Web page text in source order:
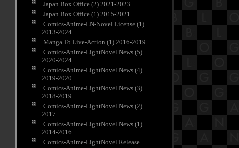
Japan Box Office (2) 2021-2023
Japan Box Office (1) 2015-2021
Comics-Anime-LN-Novel License (1)
2013-2024
Manga To Live-Action (1) 2016-2019
Comics-Anime-LightNovel News (5)
2020-2024
Comics-Anime-LightNovel News (4)
2019-2020
Comics-Anime-LightNovel News (3)
2018-2019
Comics-Anime-LightNovel News (2)
2017
Comics-Anime-LightNovel News (1)
2014-2016
Comics-Anime-LightNovel Release